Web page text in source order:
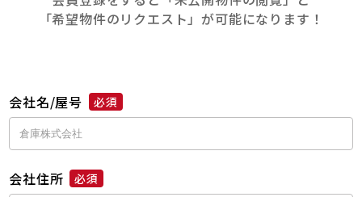
「希望物件のリクエスト」が可能になります！
会社名/屋号 必須
会社住所 必須